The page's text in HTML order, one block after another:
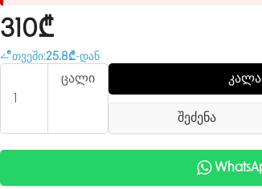
310₾
თვეში:25.8₾-დან
ცალი
შეძენა